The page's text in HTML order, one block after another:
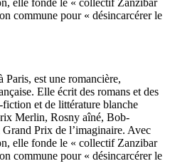
elle fonde le « collectif Zanzibar
commune pour « désincarcérer le
est une romancière,
Elle écrit des romans et des
et de littérature blanche
Merlin, Rosny aîné, Bob-
Prix de l’imaginaire. Avec
elle fonde le « collectif Zanzibar
commune pour « désincarcérer le